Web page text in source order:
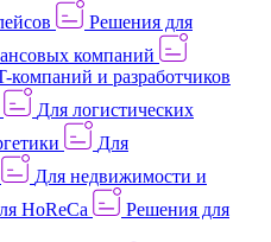
Решения для
компаний
компаний и разработчиков
Для логистических
Для
Для недвижимости и
HoReCa
Решения для